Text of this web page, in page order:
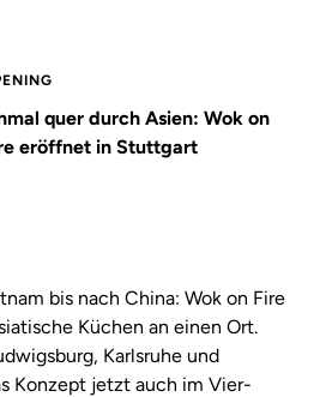
quer durch Asien: Wok on
eröffnet in Stuttgart
bis nach China: Wok on Fire
Küchen an einen Ort.
Karlsruhe und
Konzept jetzt auch im Vier-